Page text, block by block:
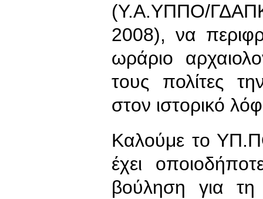
(Υ.Α.ΥΠΠΟ/
2008), να
ωράριο
τους πολίτες
στον ιστορικό
Καλούμε το
έχει
βούληση για τη